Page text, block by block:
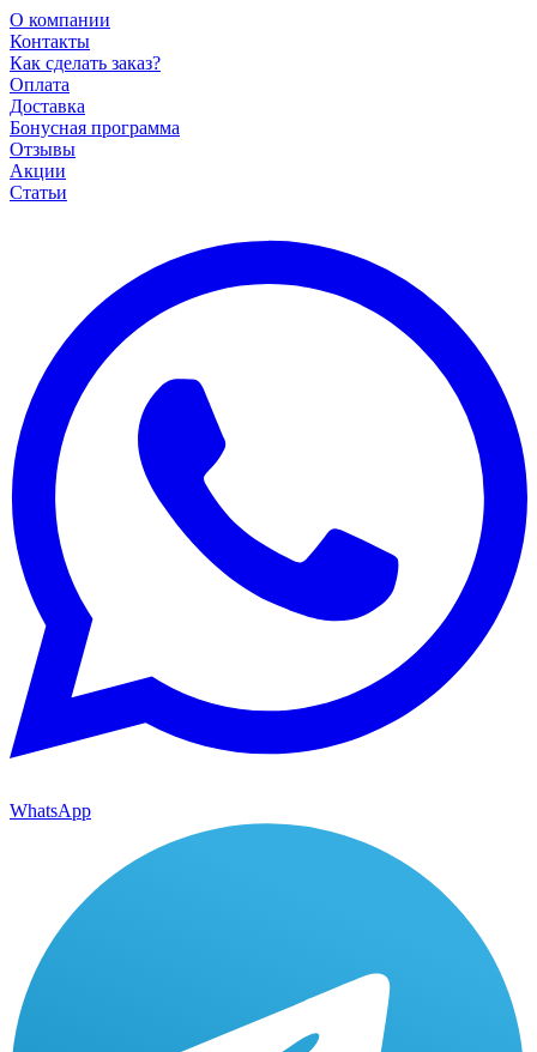
О компании
Контакты
Как сделать заказ?
Оплата
Доставка
Бонусная программа
Отзывы
Акции
Статьи
WhatsApp